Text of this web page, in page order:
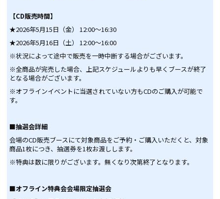
【CD販売時間】
★2026年5月15日（金） 12:00～16:30
★2026年5月16日（土） 12:00～16:00
※状況によって途中で販売を一時中断する場合がございます。
※全商品が完売した場合、上記スケジュールよりも早くブースが終了
となる場合がございます。
※オフラインイベントに当選されていない方もCDのご購入が可能で
す。
■抽選会詳細
会場のCD販売ブースにて対象商品をご予約・ご購入いただくと、対象
商品1枚につき、抽選券を1枚お渡しします。
※特典は数に限りがございます。無くなり次第終了となります。
■オフライン特典会会場限定抽選会